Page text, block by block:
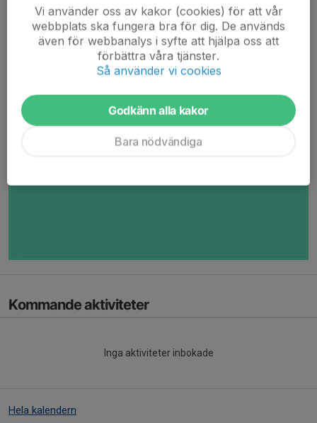
Kommande aktiviteter
Inga aktiviteter inbokade
Hela kalendern
Vi använder oss av kakor (cookies) för att vår
webbplats ska fungera bra för dig. De används
även för webbanalys i syfte att hjälpa oss att
förbättra våra tjänster.
Så använder vi cookies
Godkänn alla kakor
Bara nödvändiga